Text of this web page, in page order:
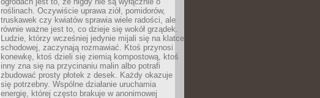
roślinach. Oczywiście uprawa ziół, pomidorów,
truskawek czy kwiatów sprawia wiele radości, ale
równie ważne jest to, co dzieje się wokół grządek.
Ludzie, którzy wcześniej jedynie mijali się na klatce
schodowej, zaczynają rozmawiać. Ktoś przynosi
konewkę, ktoś dzieli się ziemią kompostową, ktoś
inny zna się na przycinaniu malin albo potrafi
zbudować prosty płotek z desek. Każdy okazuje
się potrzebny. Wspólne działanie uruchamia
energię, której często brakuje w anonimowej